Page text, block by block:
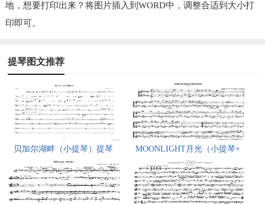
地，想要打印出来？将图片插入到WORD中，调整合适到大小打
印即可。
提琴图文推荐
贝加尔湖畔（小提琴）提琴 MOONLIGHT月光（小提琴+